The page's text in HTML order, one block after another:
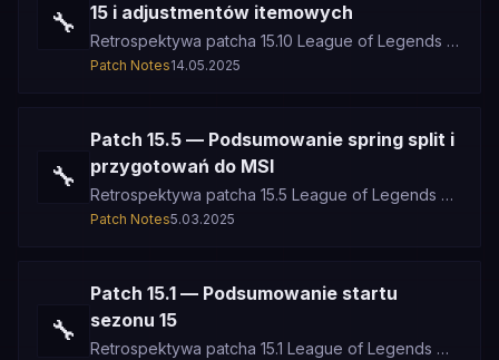
🔧
15 i adjustmentów itemowych
Retrospektywa patcha 15.10 League of Legends —
mid-season 15 update, korekty systemu
Patch Notes14.05.2025
🔧
Patch 15.5 — Podsumowanie spring split i
przygotowań do MSI
Retrospektywa patcha 15.5 League of Legends —
szczyt spring split sezonu 15, krystalizacja mety
Patch Notes5.03.2025
🔧
Patch 15.1 — Podsumowanie startu
sezonu 15
Retrospektywa patcha 15.1 League of Legends —